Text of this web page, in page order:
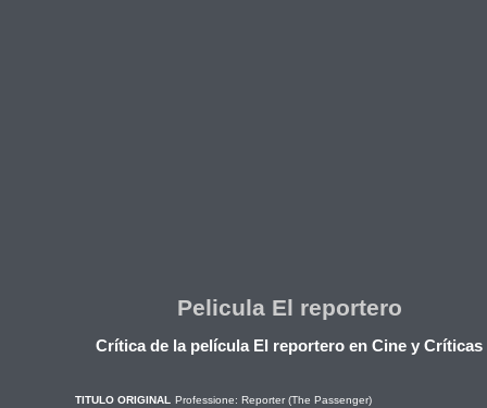
Pelicula El reportero
Crítica de la película El reportero en Cine y Críticas
TITULO ORIGINAL
Professione: Reporter (The Passenger)